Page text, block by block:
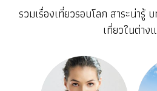
รวมเรื่องเที่ยวรอบโลก สาระน่ารู้
เที่ยวในต่าง